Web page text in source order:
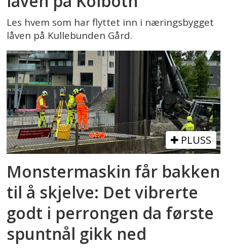
Les hvem som har flyttet inn i næringsbygget
låven på Kullebunden Gård.
PLUSS
Monstermaskin får bakken
til å skjelve: Det vibrerte
godt i perrongen da første
spuntnål gikk ned